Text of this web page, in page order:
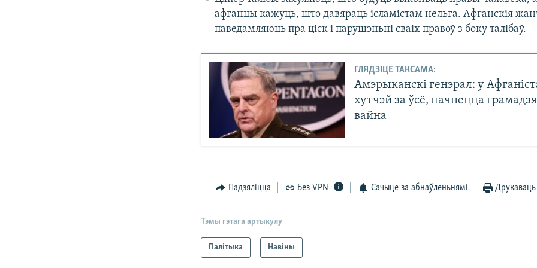
афганцы кажуць, што давяраць ісламістам нельга. Афганскія
паведамляюць пра ціск і парушэньні сваіх правоў з боку талібаў.
ГЛЯДЗІЦЕ ТАКСАМА:
Амэрыканскі генэрал: у
хутчэй за ўсё, пачнецца
вайна
Падзяліцца Без VPN Сачыце за абнаўленьнямі Друкаваць
Тэмы гэтага артыкулу
Палітыка Навіны